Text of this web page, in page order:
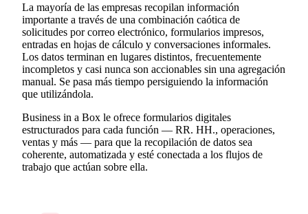
La mayoría de las empresas recopilan información
importante a través de una combinación caótica de
solicitudes por correo electrónico, formularios impresos,
entradas en hojas de cálculo y conversaciones informales.
Los datos terminan en lugares distintos, frecuentemente
incompletos y casi nunca son accionables sin una agregación
manual. Se pasa más tiempo persiguiendo la información
que utilizándola.
Business in a Box le ofrece formularios digitales
estructurados para cada función — RR. HH., operaciones,
ventas y más — para que la recopilación de datos sea
coherente, automatizada y esté conectada a los flujos de
trabajo que actúan sobre ella.